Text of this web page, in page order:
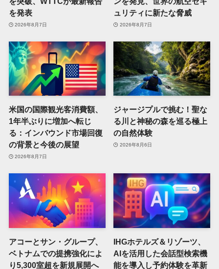
を発表
2026年8月7日
ュリティに新たな脅威
2026年8月7日
米国の国際観光客消費額、
1年半ぶりに増加へ転じ
る：インバウンド市場回復
の背景と今後の展望
2026年8月7日
ジャージプルで挑む！聖な
る川と神秘の森を巡る極上
の自然体験
2026年8月6日
アコーとサン・グループ、
ベトナムでの提携強化によ
り5,300室超を新規展開へ
IHGホテルズ＆リゾーツ、
AIを活用した会話型検索機
能を導入し予約体験を革新